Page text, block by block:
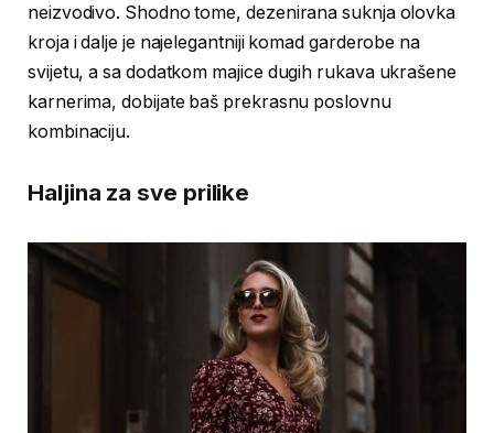
neizvodivo. Shodno tome, dezenirana suknja olovka
kroja i dalje je najelegantniji komad garderobe na
svijetu, a sa dodatkom majice dugih rukava ukrašene
karnerima, dobijate baš prekrasnu poslovnu
kombinaciju.
Haljina za sve prilike